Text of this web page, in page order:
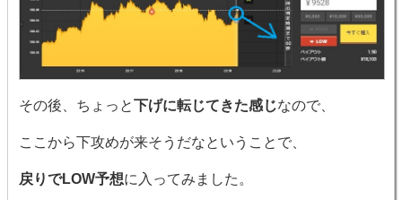
その後、ちょっと下げに転じてきた感じなので、
ここから下攻めが来そうだなということで、
戻りでLOW予想に入ってみました。